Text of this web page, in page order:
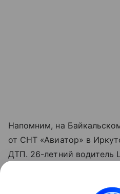
Напомним, на
от СНТ «Авиатор» в
ДТП. 26-летний водитель